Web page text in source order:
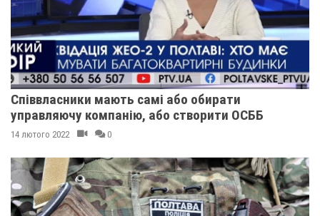
Співвласники мають самі або обирати
управляючу компанію, або створити ОСББ
14 лютого 2022 0